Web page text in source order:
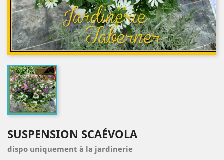
SUSPENSION SCAÉVOLA
dispo uniquement à la jardinerie